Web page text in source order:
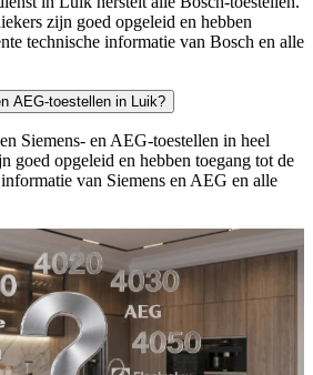
zijn goed opgeleid en hebben
technische informatie van Bosch en alle
AEG-toestellen in Luik?
Siemens- en AEG-toestellen in heel
goed opgeleid en hebben toegang tot de
van Siemens en AEG en alle